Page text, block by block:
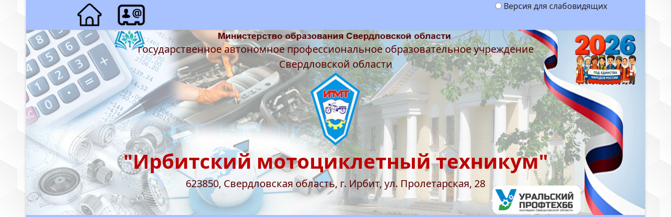
Версия для слабовидящих
государственное автономное профессиональное образовательное учреждение
Свердловской области
"Ирбитский мотоциклетный техникум"
623850, Свердловская область, г. Ирбит, ул. Пролетарская, 28